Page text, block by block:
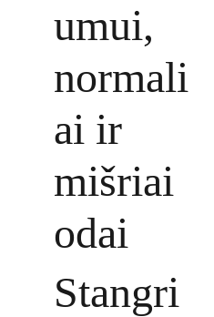
umui,
normali
ai ir
mišriai
odai
Stangri